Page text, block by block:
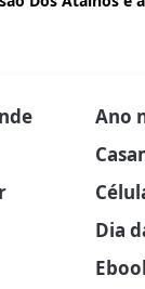
Ano
Dia